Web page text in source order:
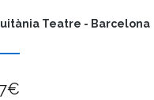
Teatre - Barcelona
7€